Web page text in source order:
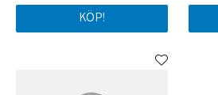
KÖP!